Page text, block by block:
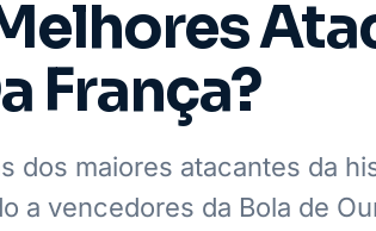
França?
dos maiores atacantes da
a vencedores da Bola de